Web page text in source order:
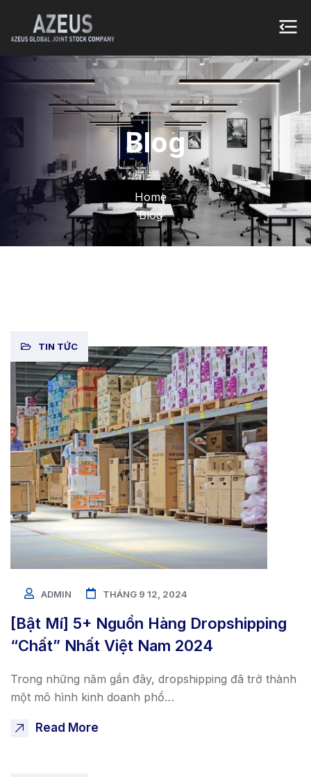
Blog
Home
Blog
TIN TỨC
ADMIN THÁNG 9 12, 2024
[Bật Mí] 5+ Nguồn Hàng Dropshipping
“Chất” Nhất Việt Nam 2024
Trong những năm gần đây, dropshipping đã trở thành
một mô hình kinh doanh phổ…
Read More